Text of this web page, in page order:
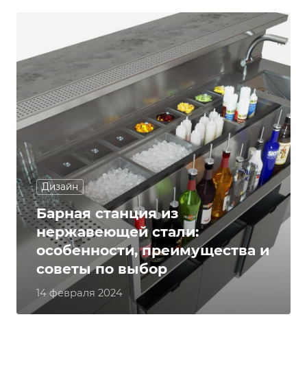
Дизайн
14 февраля 2024
Барная станция из
нержавеющей стали:
особенности, преимущества и
советы по выбор